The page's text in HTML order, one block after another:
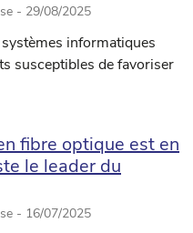
- 29/08/2025
informatiques
susceptibles de favoriser
fibre optique est en
le leader du
- 16/07/2025